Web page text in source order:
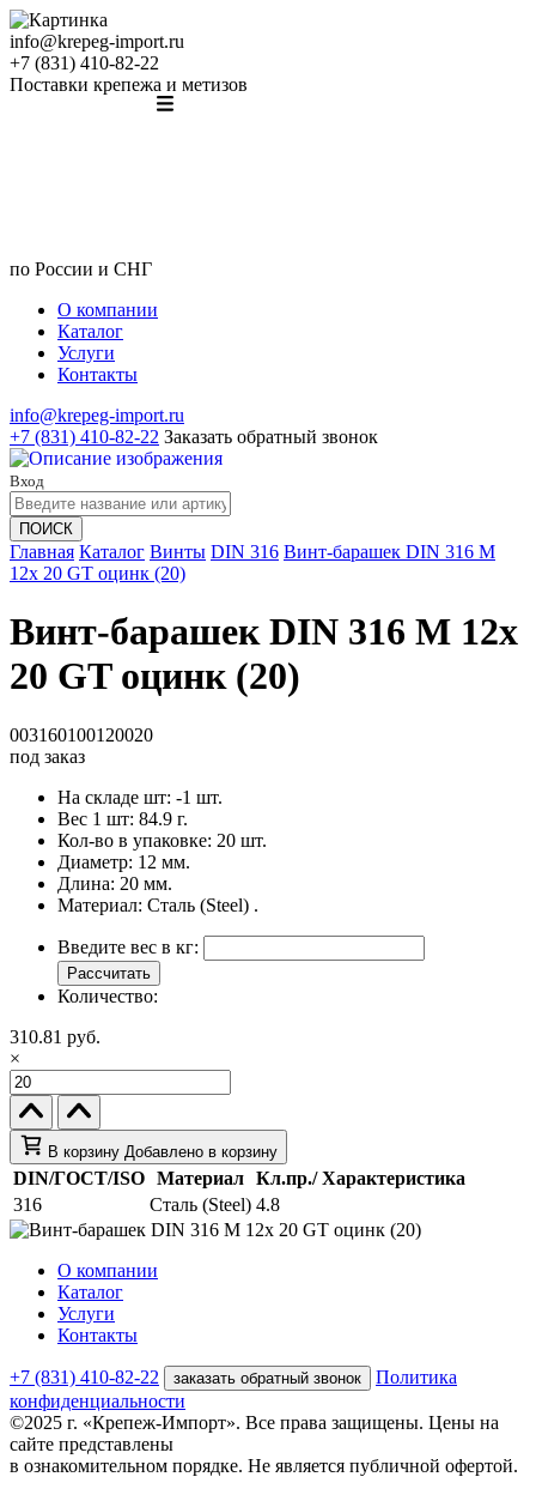
info@krepeg-import.ru
+7 (831) 410-82-22
Поставки крепежа и метизов
по России и СНГ
О компании
Каталог
Услуги
Контакты
info@krepeg-import.ru
+7 (831) 410-82-22 Заказать обратный звонок
Вход
ПОИСК
Главная Каталог Винты DIN 316 Винт-барашек DIN 316 M
12x 20 GT оцинк (20)
Винт-барашек DIN 316 M 12x
20 GT оцинк (20)
003160100120020
под заказ
На складе шт: -1 шт.
Вес 1 шт: 84.9 г.
Кол-во в упаковке: 20 шт.
Диаметр: 12 мм.
Длина: 20 мм.
Материал: Сталь (Steel) .
Введите вес в кг:
Рассчитать
Количество:
310.81 руб.
×
В корзину Добавлено в корзину
DIN/ГОСТ/ISO Материал Кл.пр./ Характеристика
316
Сталь (Steel) 4.8
О компании
Каталог
Услуги
Контакты
+7 (831) 410-82-22 заказать обратный звонок
Политика
конфиденциальности
©2025 г. «Крепеж-Импорт». Все права защищены. Цены на
сайте представлены
в ознакомительном порядке. Не является публичной офертой.